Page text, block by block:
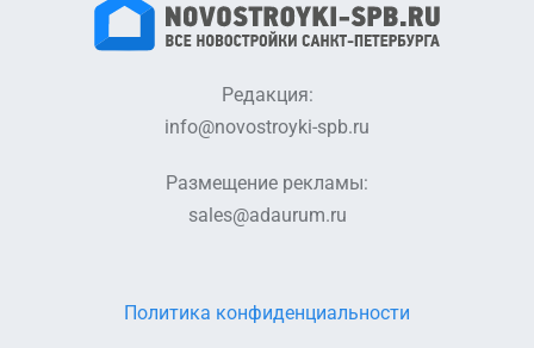
Редакция:
info@novostroyki-spb.ru
Размещение рекламы:
sales@adaurum.ru
Политика конфиденциальности